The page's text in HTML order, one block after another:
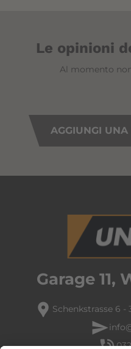
Le opinioni
Al momento
AGGIUNGI UNA
Garage 11,
location_pin Schenkstrasse 6 -
send